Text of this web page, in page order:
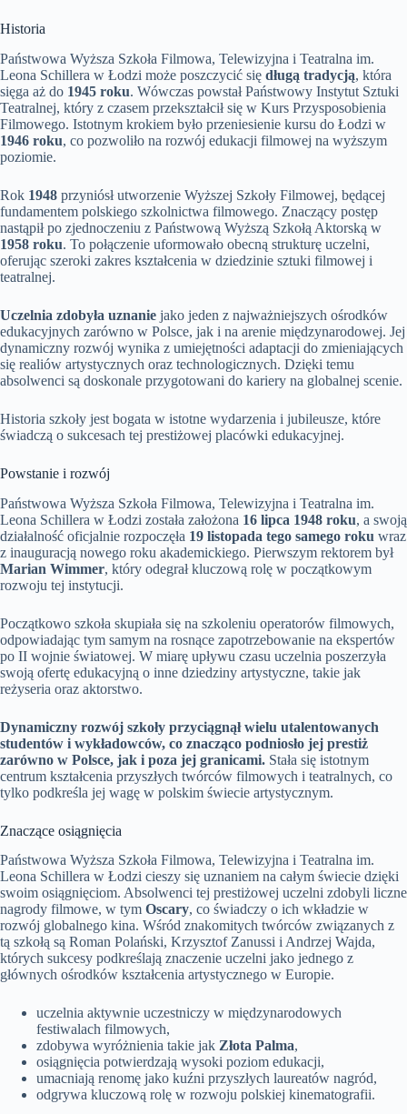
Historia
Państwowa Wyższa Szkoła Filmowa, Telewizyjna i Teatralna im.
Leona Schillera w Łodzi może poszczycić się długą tradycją, która
sięga aż do 1945 roku. Wówczas powstał Państwowy Instytut Sztuki
Teatralnej, który z czasem przekształcił się w Kurs Przysposobienia
Filmowego. Istotnym krokiem było przeniesienie kursu do Łodzi w
1946 roku, co pozwoliło na rozwój edukacji filmowej na wyższym
poziomie.
Rok 1948 przyniósł utworzenie Wyższej Szkoły Filmowej, będącej
fundamentem polskiego szkolnictwa filmowego. Znaczący postęp
nastąpił po zjednoczeniu z Państwową Wyższą Szkołą Aktorską w
1958 roku. To połączenie uformowało obecną strukturę uczelni,
oferując szeroki zakres kształcenia w dziedzinie sztuki filmowej i
teatralnej.
Uczelnia zdobyła uznanie jako jeden z najważniejszych ośrodków
edukacyjnych zarówno w Polsce, jak i na arenie międzynarodowej. Jej
dynamiczny rozwój wynika z umiejętności adaptacji do zmieniających
się realiów artystycznych oraz technologicznych. Dzięki temu
absolwenci są doskonale przygotowani do kariery na globalnej scenie.
Historia szkoły jest bogata w istotne wydarzenia i jubileusze, które
świadczą o sukcesach tej prestiżowej placówki edukacyjnej.
Powstanie i rozwój
Państwowa Wyższa Szkoła Filmowa, Telewizyjna i Teatralna im.
Leona Schillera w Łodzi została założona 16 lipca 1948 roku, a swoją
działalność oficjalnie rozpoczęła 19 listopada tego samego roku wraz
z inauguracją nowego roku akademickiego. Pierwszym rektorem był
Marian Wimmer, który odegrał kluczową rolę w początkowym
rozwoju tej instytucji.
Początkowo szkoła skupiała się na szkoleniu operatorów filmowych,
odpowiadając tym samym na rosnące zapotrzebowanie na ekspertów
po II wojnie światowej. W miarę upływu czasu uczelnia poszerzyła
swoją ofertę edukacyjną o inne dziedziny artystyczne, takie jak
reżyseria oraz aktorstwo.
Dynamiczny rozwój szkoły przyciągnął wielu utalentowanych
studentów i wykładowców, co znacząco podniosło jej prestiż
zarówno w Polsce, jak i poza jej granicami. Stała się istotnym
centrum kształcenia przyszłych twórców filmowych i teatralnych, co
tylko podkreśla jej wagę w polskim świecie artystycznym.
Znaczące osiągnięcia
Państwowa Wyższa Szkoła Filmowa, Telewizyjna i Teatralna im.
Leona Schillera w Łodzi cieszy się uznaniem na całym świecie dzięki
swoim osiągnięciom. Absolwenci tej prestiżowej uczelni zdobyli liczne
nagrody filmowe, w tym Oscary, co świadczy o ich wkładzie w
rozwój globalnego kina. Wśród znakomitych twórców związanych z
tą szkołą są Roman Polański, Krzysztof Zanussi i Andrzej Wajda,
których sukcesy podkreślają znaczenie uczelni jako jednego z
głównych ośrodków kształcenia artystycznego w Europie.
uczelnia aktywnie uczestniczy w międzynarodowych
festiwalach filmowych,
zdobywa wyróżnienia takie jak Złota Palma,
osiągnięcia potwierdzają wysoki poziom edukacji,
umacniają renomę jako kuźni przyszłych laureatów nagród,
odgrywa kluczową rolę w rozwoju polskiej kinematografii.